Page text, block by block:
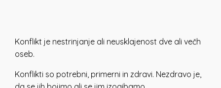
Konflikt je nestrinjanje ali neusklajenost dve ali večh
oseb.
Konflikti so potrebni, primerni in zdravi. Nezdravo je,